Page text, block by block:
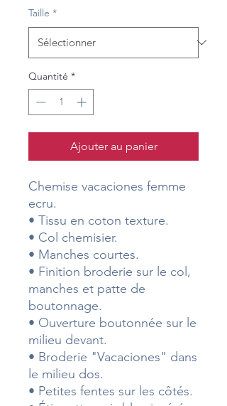
Taille *
Quantité *
Ajouter au panier
Chemise vacaciones femme
ecru.
• Tissu en coton texture.
• Col chemisier.
• Manches courtes.
• Finition broderie sur le col,
manches et patte de
boutonnage.
• Ouverture boutonnée sur le
milieu devant.
• Broderie "Vacaciones" dans
le milieu dos.
• Petites fentes sur les côtés.